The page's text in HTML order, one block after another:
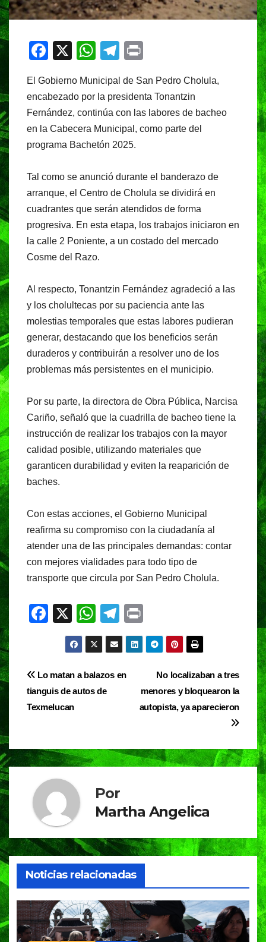
F
c
e
b
o
k
X
W
at
s
A
p
T
e
gr
a
m
t
El Gobierno Municipal de San Pedro Cholula,
encabezado por la presidenta Tonantzin
Fernández, continúa con las labores de bacheo
en la Cabecera Municipal, como parte del
programa Bachetón 2025.
Tal como se anunció durante el banderazo de
arranque, el Centro de Cholula se dividirá en
cuadrantes que serán atendidos de forma
progresiva. En esta etapa, los trabajos iniciaron en
la calle 2 Poniente, a un costado del mercado
Cosme del Razo.
Al respecto, Tonantzin Fernández agradeció a las
y los cholultecas por su paciencia ante las
molestias temporales que estas labores pudieran
generar, destacando que los beneficios serán
duraderos y contribuirán a resolver uno de los
problemas más persistentes en el municipio.
Por su parte, la directora de Obra Pública, Narcisa
Cariño, señaló que la cuadrilla de bacheo tiene la
instrucción de realizar los trabajos con la mayor
calidad posible, utilizando materiales que
garanticen durabilidad y eviten la reaparición de
baches.
Con estas acciones, el Gobierno Municipal
reafirma su compromiso con la ciudadanía al
atender una de las principales demandas: contar
con mejores vialidades para todo tipo de
transporte que circula por San Pedro Cholula.
F
e
b
o
k
X
W
h
at
s
A
T
el
e
gr
in
t
Navegación
de
No localizaban a tres
menores y bloquearon la
autopista, ya aparecieron
Lo matan a balazos en
tianguis de autos de
Texmelucan
Por
Martha Angelica
Noticias relacionadas